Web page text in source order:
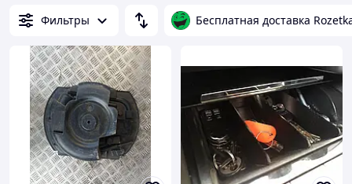
Фильтры Бесплатная доставка